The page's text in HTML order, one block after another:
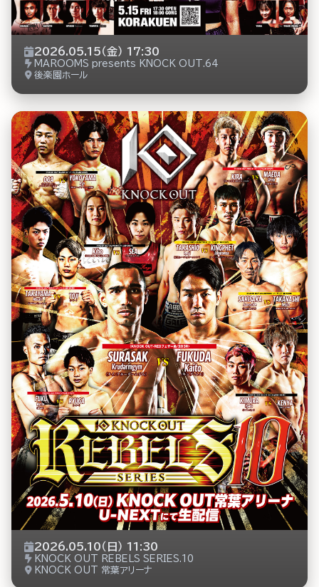
2026.05.15（金） 17:30
MAROOMS presents KNOCK OUT.64
後楽園ホール
2026.05.10（日） 11:30
KNOCK OUT REBELS SERIES.10
KNOCK OUT 常葉アリーナ